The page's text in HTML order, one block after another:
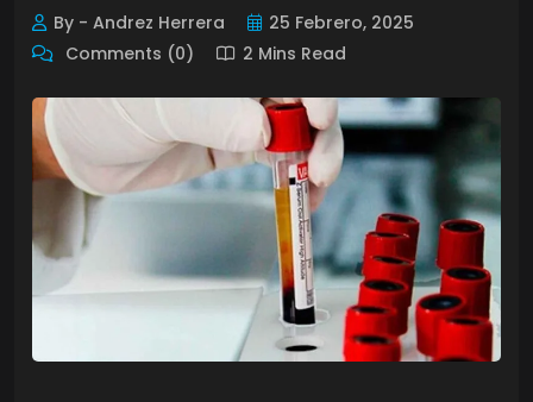
By - Andrez Herrera
25 Febrero, 2025
Comments (0)
2 Mins Read